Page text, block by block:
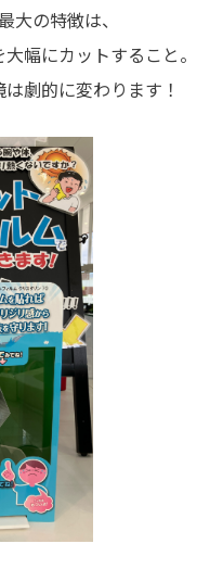
大の特徴は、
幅にカットすること。
劇的に変わります！